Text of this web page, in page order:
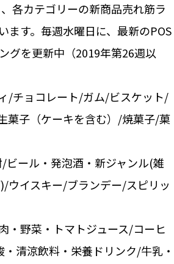
各カテゴリーの新商品売れ筋ラ
ます。毎週水曜日に、最新のPOS
グを更新中（2019年第26週以
チョコレート/ガム/ビスケット/
菓子（ケーキを含む）/焼菓子/菓
ール・発泡酒・新ジャンル(雑
ウイスキー/ブランデー/スピリッ
野菜・トマトジュース/コーヒ
清涼飲料・栄養ドリンク/牛乳・